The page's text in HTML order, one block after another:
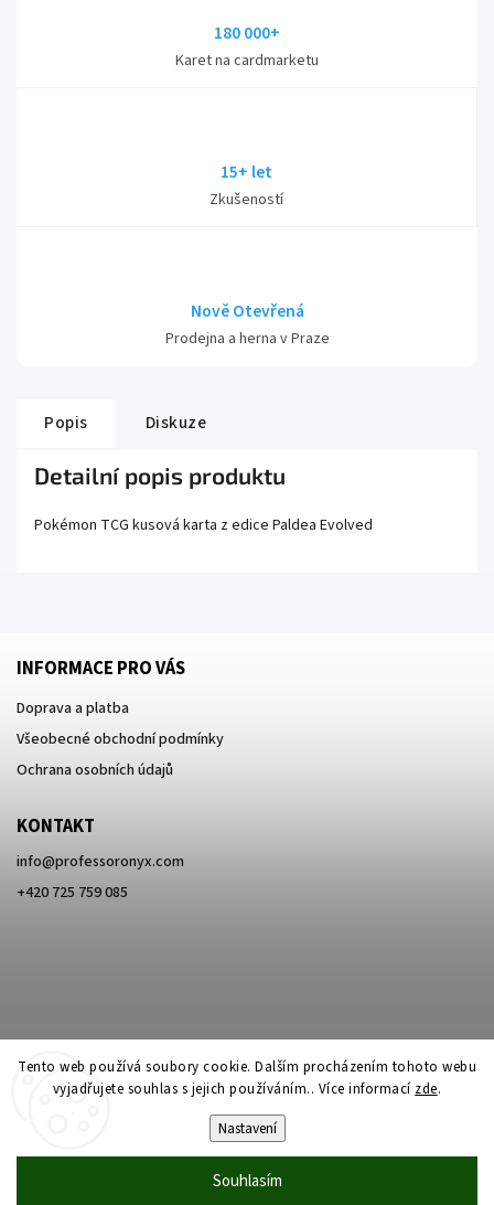
Tento web používá soubory cookie. Dalším procházením tohoto webu
vyjadřujete souhlas s jejich používáním.. Více informací zde.
Nastavení
Souhlasím
180 000+
Karet na cardmarketu
15+ let
Zkušeností
Nově Otevřená
Prodejna a herna v Praze
Popis Diskuze
Detailní popis produktu
Pokémon TCG kusová karta z edice Paldea Evolved
INFORMACE PRO VÁS
Doprava a platba
Všeobecné obchodní podmínky
Ochrana osobních údajů
KONTAKT
info@professoronyx.com
+420 725 759 085
Professor Onyx. Všechna práva vyhrazena.